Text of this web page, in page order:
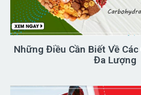
Những Điều Cần Biết Về
Đa Lượng